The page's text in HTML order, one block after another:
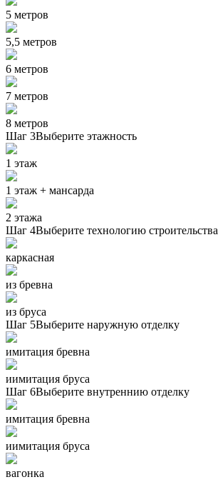
5 метров
5,5 метров
6 метров
7 метров
8 метров
Шаг 3Выберите этажность
1 этаж
1 этаж + мансарда
2 этажа
Шаг 4Выберите технологию строительства
каркасная
из бревна
из бруса
Шаг 5Выберите наружную отделку
имитация бревна
иимитация бруса
Шаг 6Выберите внутреннию отделку
имитация бревна
иимитация бруса
вагонка